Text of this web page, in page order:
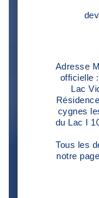
Adresse
officielle
Lac
cygnes
du Lac I
Tous les
notre page